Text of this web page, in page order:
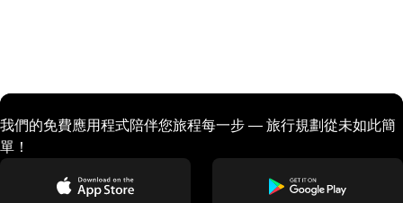
我們的免費應用程式陪伴您旅程每一步 — 旅行規劃從未如此簡
單！